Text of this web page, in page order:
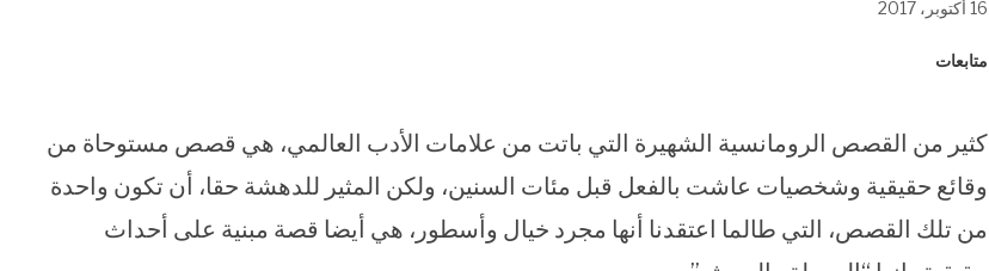
في
نافذة
في 16 أكتوبر، 2017
متابعات
كثير من القصص الرومانسية الشهيرة التي باتت من علامات الأدب العالمي، هي قصص مستوحاة من
وقائع حقيقية وشخصيات عاشت بالفعل قبل مئات السنين، ولكن المثير للدهشة حقا، أن تكون واحدة
من تلك القصص، التي طالما اعتقدنا أنها مجرد خيال وأسطور، هي أيضا قصة مبنية على أحداث